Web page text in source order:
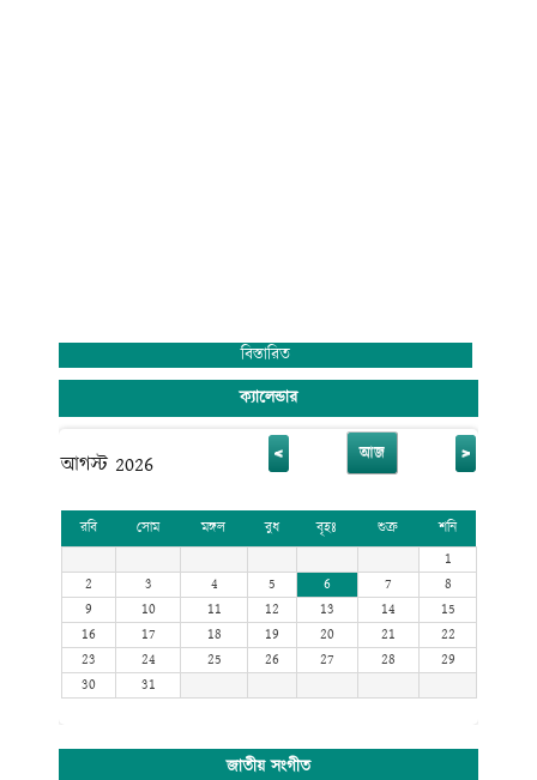
বিস্তারিত
ক্যালেন্ডার
আগস্ট 2026 < আজ >
রবি সোম মঙ্গল বুধ বৃহঃ শুক্র
শনি
1
2
3 4 5 6 7
8
9
10 11 12 13 14
15
16
17 18 19 20 21
22
23
24 25 26 27 28
29
30
31
জাতীয় সংগীত